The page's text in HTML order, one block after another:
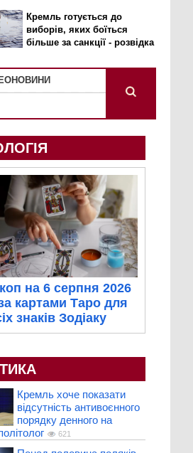
Кремль готується до
виборів, яких боїться
більше за санкції - розвідка
на 6 серпня 2026
картами Таро для
знаків Зодіаку
Кремль хоче показати
відсутність антивоєнного
порядку денного на
621